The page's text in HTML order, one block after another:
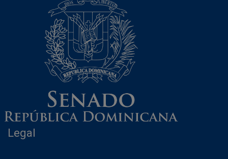
Legal